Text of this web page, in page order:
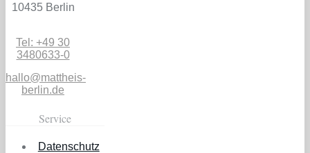
10435 Berlin
Tel: +49 30
3480633-0
hallo@mattheis-
berlin.de
Service
Datenschutz